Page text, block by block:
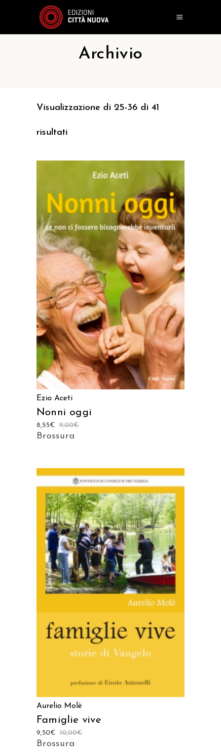
Archivio
Visualizzazione di 25-36 di 41
risultati
AGGIUNGI AL CARRELLO
Ezio Aceti
Nonni oggi
9,00€
8,55€
Brossura
AGGIUNGI AL CARRELLO
Aurelio Molè
Famiglie vive
10,00€
9,50€
Brossura